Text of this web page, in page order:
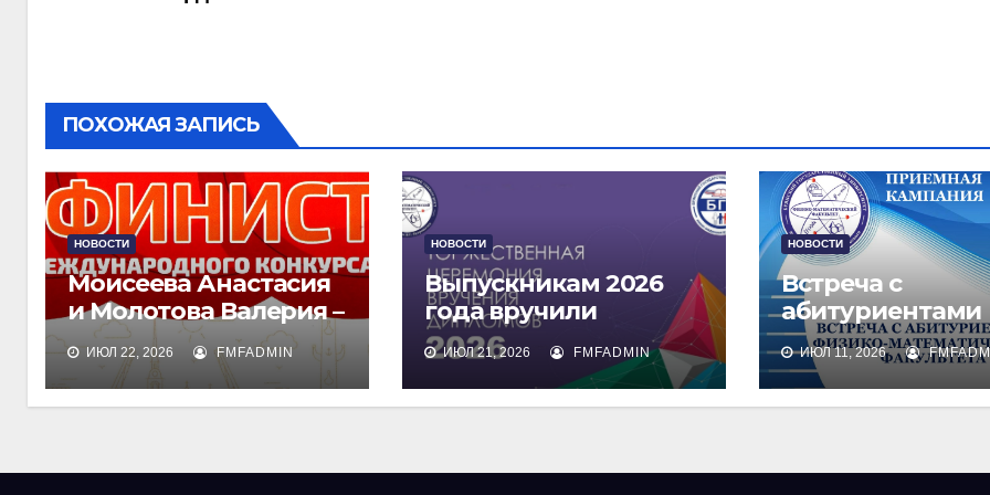
ПОХОЖАЯ ЗАПИСЬ
НОВОСТИ
Моисеева Анастасия
и Молотова Валерия –
лауреаты
международного
конкурса талантов
ИЮЛ 22, 2026 FMFADMIN
НОВОСТИ
Выпускникам 2026
года вручили
дипломы о высшем
образовании
ИЮЛ 21, 2026 FMFADMIN
НОВОСТИ
Встреча с
абитуриентами
физико-
факультета и их
ИЮЛ 11, 2026